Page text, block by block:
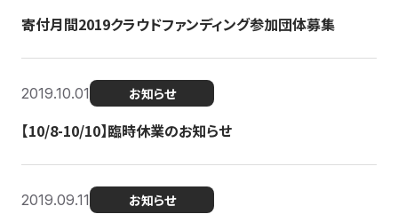
寄付月間2019クラウドファンディング参加団体募集
2019.10.01 お知らせ
【10/8-10/10】臨時休業のお知らせ
2019.09.11 お知らせ